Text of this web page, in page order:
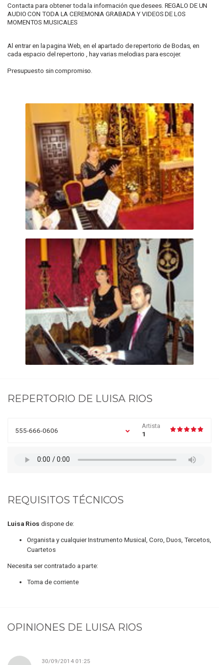
Contacta para obtener toda la información que desees. REGALO DE UN
AUDIO CON TODA LA CEREMONIA GRABADA Y VIDEOS DE LOS
MOMENTOS MUSICALES
Al entrar en la pagina Web, en el apartado de repertorio de Bodas, en
cada espacio del repertorio , hay varias melodias para escojer.
Presupuesto sin compromiso.
REPERTORIO DE LUISA RIOS
555-666-0606
Artista
1
REQUISITOS TÉCNICOS
Luisa Rios dispone de:
Organista y cualquier Instrumento Musical, Coro, Duos, Tercetos,
Cuartetos
Necesita ser contratado a parte:
Toma de corriente
OPINIONES DE LUISA RIOS
30/09/2014 01:25